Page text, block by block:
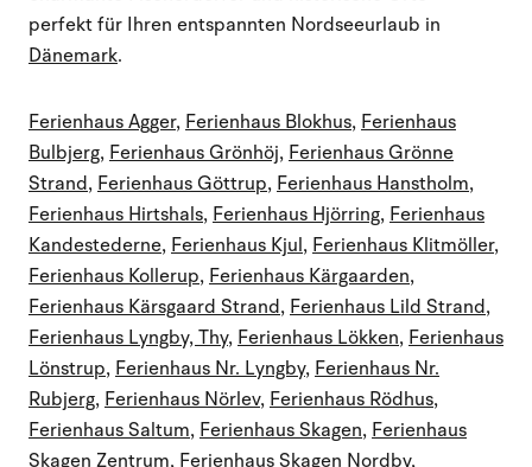
perfekt für Ihren entspannten Nordseeurlaub in
Dänemark.
Ferienhaus Agger, Ferienhaus Blokhus, Ferienhaus
Bulbjerg, Ferienhaus Grönhöj, Ferienhaus Grönne
Strand, Ferienhaus Göttrup, Ferienhaus Hanstholm,
Ferienhaus Hirtshals, Ferienhaus Hjörring, Ferienhaus
Kandestederne, Ferienhaus Kjul, Ferienhaus Klitmöller,
Ferienhaus Kollerup, Ferienhaus Kärgaarden,
Ferienhaus Kärsgaard Strand, Ferienhaus Lild Strand,
Ferienhaus Lyngby, Thy, Ferienhaus Lökken, Ferienhaus
Lönstrup, Ferienhaus Nr. Lyngby, Ferienhaus Nr.
Rubjerg, Ferienhaus Nörlev, Ferienhaus Rödhus,
Ferienhaus Saltum, Ferienhaus Skagen, Ferienhaus
Skagen Zentrum, Ferienhaus Skagen Nordby,